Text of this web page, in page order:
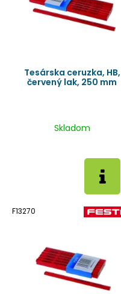
Tesárska ceruzka, HB,
červený lak, 250 mm
Skladom
F13270